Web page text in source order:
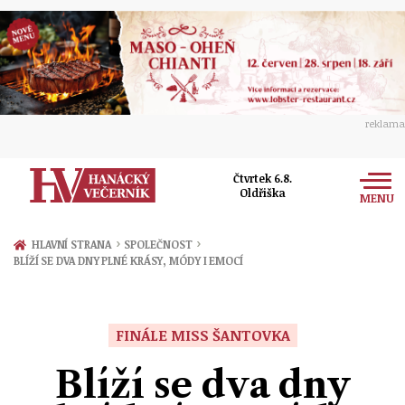
reklama
Čtvrtek 6.8.
Oldřiška
MENU
Zprávy
Přerov
Ekonomika
Ženy
Sport
HLAVNÍ STRANA › SPOLEČNOST ›
BLÍŽÍ SE DVA DNY PLNÉ KRÁSY, MÓDY I EMOCÍ
FINÁLE MISS ŠANTOVKA
Blíží se dva dny